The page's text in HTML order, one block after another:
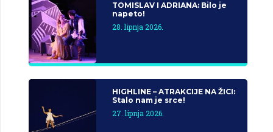
TOMISLAV I ADRIANA: Bilo je
napeto!
28. lipnja 2026.
HIGHLINE – ATRAKCIJE NA ŽICI:
Stalo nam je srce!
27. lipnja 2026.